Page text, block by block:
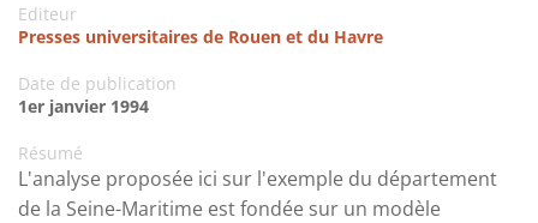
Editeur
Presses universitaires de Rouen et du Havre
Date de publication
1er janvier 1994
Résumé
L'analyse proposée ici sur l'exemple du département
de la Seine-Maritime est fondée sur un modèle